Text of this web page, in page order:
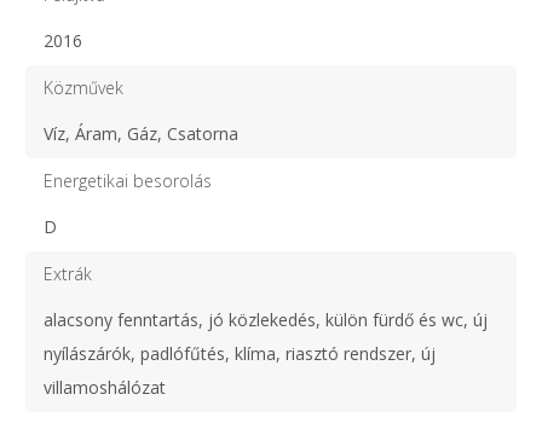
2016
Közművek
Víz, Áram, Gáz, Csatorna
Energetikai besorolás
D
Extrák
alacsony fenntartás, jó közlekedés, külön fürdő és wc, új
nyílászárók, padlófűtés, klíma, riasztó rendszer, új
villamoshálózat